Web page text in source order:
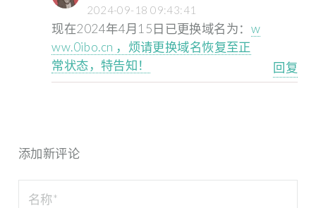
2024-09-18 09:43:41
现在2024年4月15日已更换域名为： w
ww.0ibo.cn ，烦请更换域名恢复至正
常状态，特告知！
回复
添加新评论